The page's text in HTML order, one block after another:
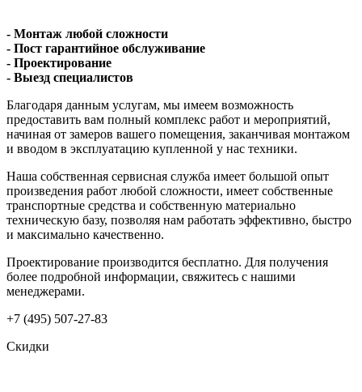
- Монтаж любой сложности
- Пост гарантийное обслуживание
- Проектирование
- Выезд специалистов
Благодаря данным услугам, мы имеем возможность
предоставить вам полный комплекс работ и мероприятий,
начиная от замеров вашего помещения, заканчивая монтажом
и вводом в эксплуатацию купленной у нас техники.
Наша собственная сервисная служба имеет большой опыт
произведения работ любой сложности, имеет собственные
транспортные средства и собственную материально
техническую базу, позволяя нам работать эффективно, быстро
и максимально качественно.
Проектирование производится бесплатно. Для получения
более подробной информации, свяжитесь с нашими
менеджерами.
+7 (495) 507-27-83
Скидки